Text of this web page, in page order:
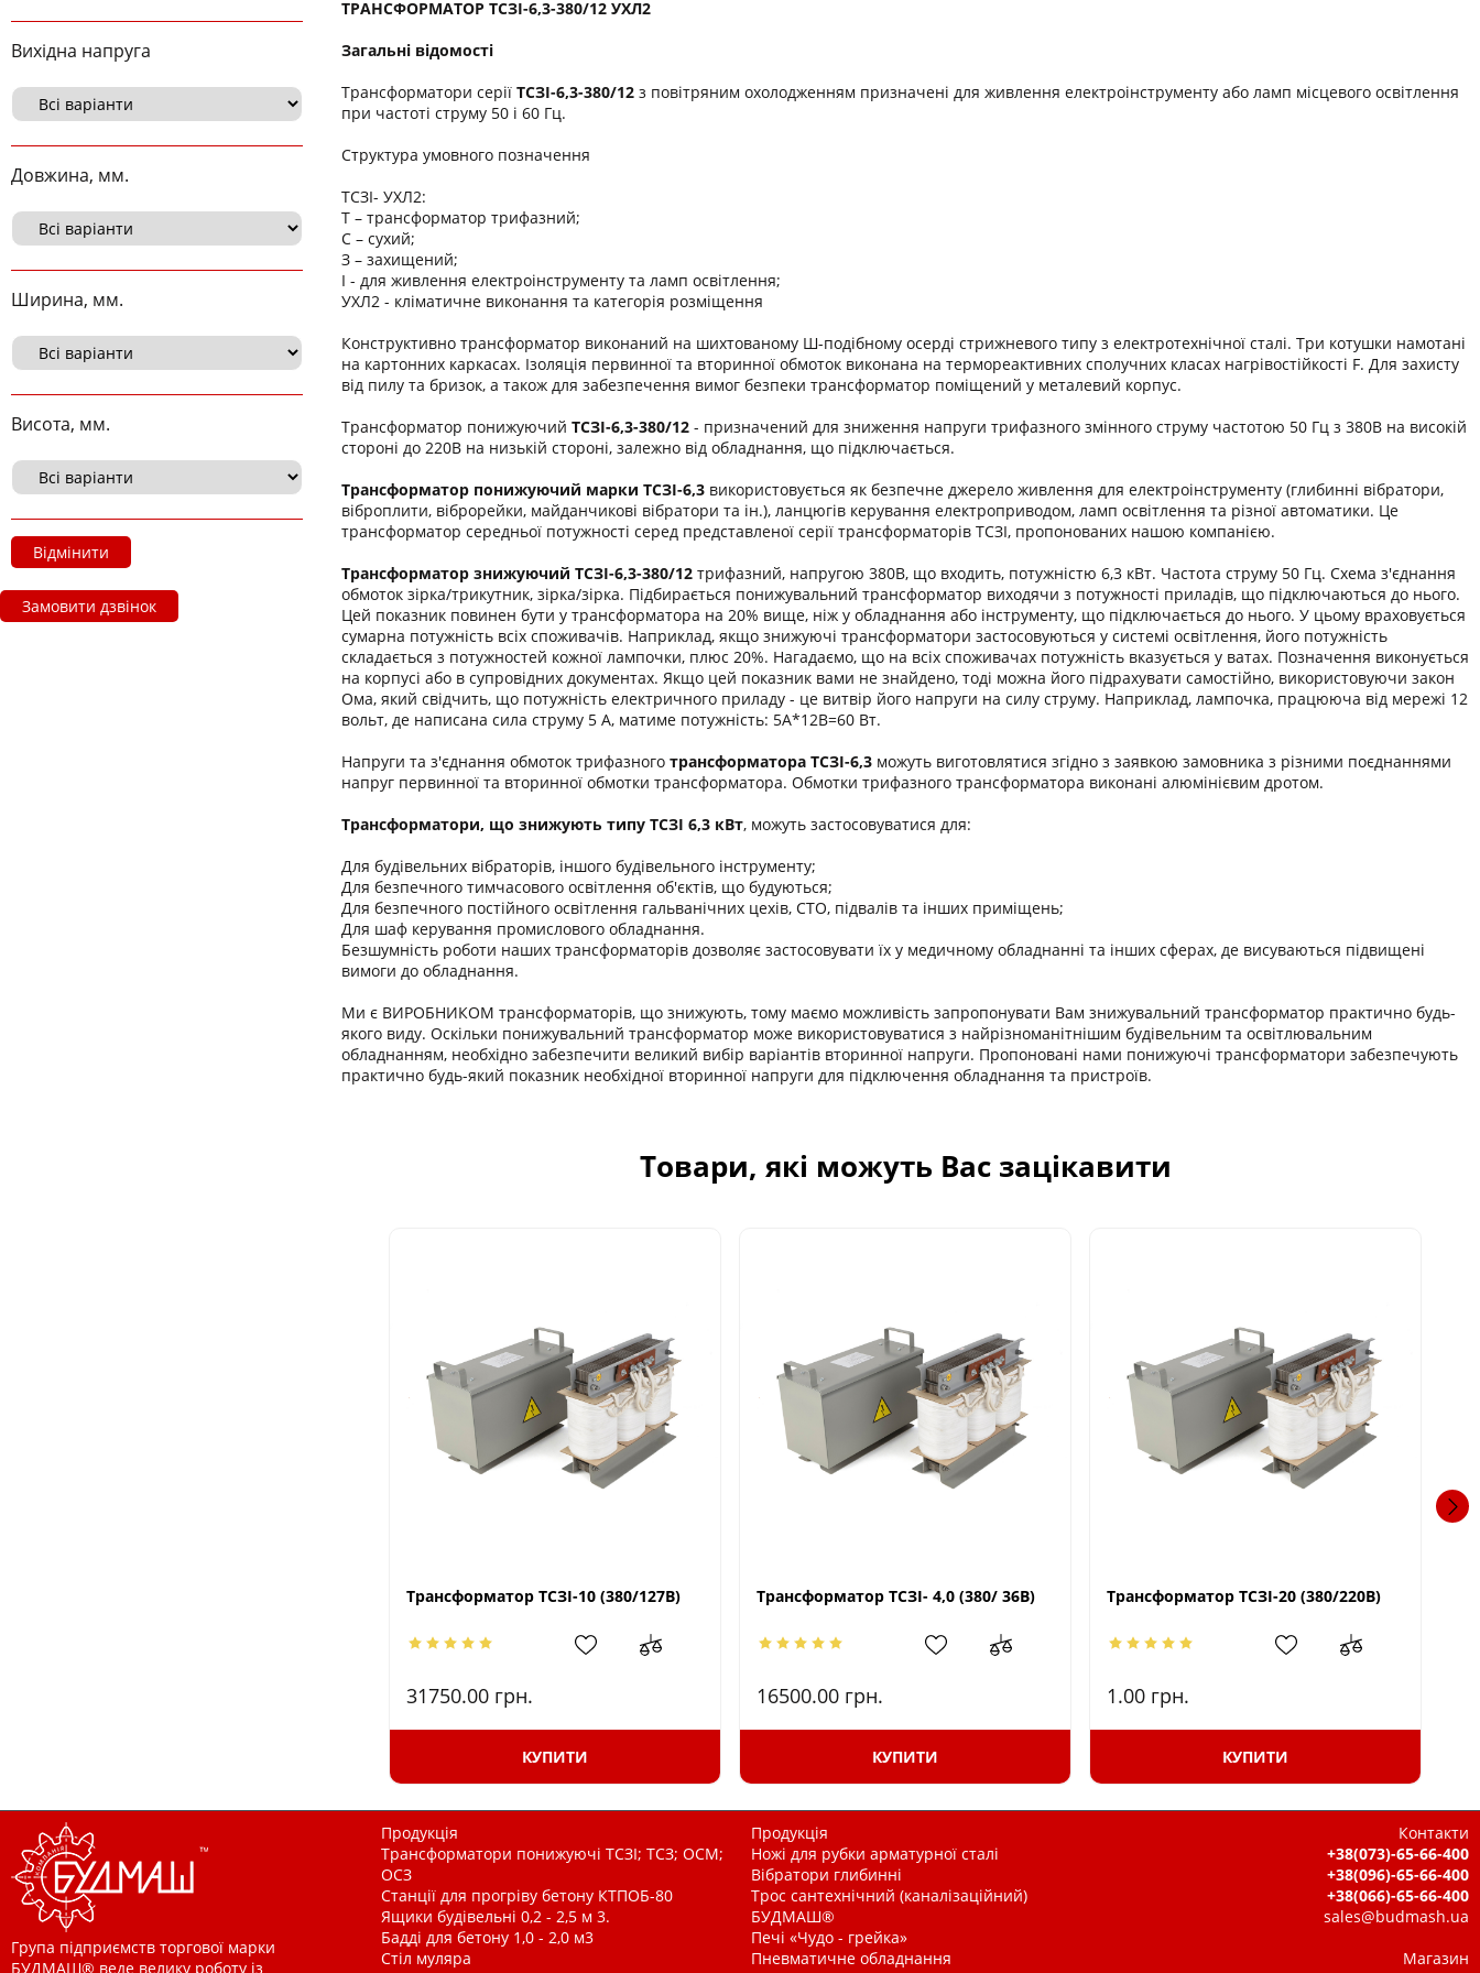
Вихідна напруга
Довжина, мм.
Ширина, мм.
Висота, мм.
Відмінити
Замовити дзвінок
ТРАНСФОРМАТОР ТСЗІ-6,3-380/12 УХЛ2
Загальні відомості
Трансформатори серії ТСЗІ-6,3-380/12 з повітряним охолодженням призначені для живлення електроінструменту або ламп місцевого освітлення
при частоті струму 50 і 60 Гц.
Структура умовного позначення
ТСЗІ- УХЛ2:
Т – трансформатор трифазний;
С – сухий;
З – захищений;
І - для живлення електроінструменту та ламп освітлення;
УХЛ2 - кліматичне виконання та категорія розміщення
Конструктивно трансформатор виконаний на шихтованому Ш-подібному осерді стрижневого типу з електротехнічної сталі. Три котушки намотані
на картонних каркасах. Ізоляція первинної та вторинної обмоток виконана на термореактивних сполучних класах нагрівостійкості F. Для захисту
від пилу та бризок, а також для забезпечення вимог безпеки трансформатор поміщений у металевий корпус.
Трансформатор понижуючий ТСЗІ-6,3-380/12 - призначений для зниження напруги трифазного змінного струму частотою 50 Гц з 380В на високій
стороні до 220В на низькій стороні, залежно від обладнання, що підключається.
Трансформатор понижуючий марки ТСЗІ-6,3 використовується як безпечне джерело живлення для електроінструменту (глибинні вібратори,
віброплити, віброрейки, майданчикові вібратори та ін.), ланцюгів керування електроприводом, ламп освітлення та різної автоматики. Це
трансформатор середньої потужності серед представленої серії трансформаторів ТСЗІ, пропонованих нашою компанією.
Трансформатор знижуючий ТСЗІ-6,3-380/12 трифазний, напругою 380В, що входить, потужністю 6,3 кВт. Частота струму 50 Гц. Схема з'єднання
обмоток зірка/трикутник, зірка/зірка. Підбирається понижувальний трансформатор виходячи з потужності приладів, що підключаються до нього.
Цей показник повинен бути у трансформатора на 20% вище, ніж у обладнання або інструменту, що підключається до нього. У цьому враховується
сумарна потужність всіх споживачів. Наприклад, якщо знижуючі трансформатори застосовуються у системі освітлення, його потужність
складається з потужностей кожної лампочки, плюс 20%. Нагадаємо, що на всіх споживачах потужність вказується у ватах. Позначення виконується
на корпусі або в супровідних документах. Якщо цей показник вами не знайдено, тоді можна його підрахувати самостійно, використовуючи закон
Ома, який свідчить, що потужність електричного приладу - це витвір його напруги на силу струму. Наприклад, лампочка, працююча від мережі 12
вольт, де написана сила струму 5 А, матиме потужність: 5А*12В=60 Вт.
Напруги та з'єднання обмоток трифазного трансформатора ТСЗІ-6,3 можуть виготовлятися згідно з заявкою замовника з різними поєднаннями
напруг первинної та вторинної обмотки трансформатора. Обмотки трифазного трансформатора виконані алюмінієвим дротом.
Трансформатори, що знижують типу ТСЗІ 6,3 кВт, можуть застосовуватися для:
Для будівельних вібраторів, іншого будівельного інструменту;
Для безпечного тимчасового освітлення об'єктів, що будуються;
Для безпечного постійного освітлення гальванічних цехів, СТО, підвалів та інших приміщень;
Для шаф керування промислового обладнання.
Безшумність роботи наших трансформаторів дозволяє застосовувати їх у медичному обладнанні та інших сферах, де висуваються підвищені
вимоги до обладнання.
Ми є ВИРОБНИКОМ трансформаторів, що знижують, тому маємо можливість запропонувати Вам знижувальний трансформатор практично будь-
якого виду. Оскільки понижувальний трансформатор може використовуватися з найрізноманітнішим будівельним та освітлювальним
обладнанням, необхідно забезпечити великий вибір варіантів вторинної напруги. Пропоновані нами понижуючі трансформатори забезпечують
практично будь-який показник необхідної вторинної напруги для підключення обладнання та пристроїв.
Товари, які можуть Вас зацікавити
Трансформатор ТСЗІ-10 (380/127В)
31750.00 грн.
КУПИТИ
Трансформатор ТСЗІ- 4,0 (380/ 36В)
16500.00 грн.
КУПИТИ
Трансформатор ТСЗІ-20 (380/220В)
1.00 грн.
КУПИТИ
Група підприємств торгової марки
БУДМАШ® веде велику роботу із
Продукція
Трансформатори понижуючі ТСЗІ; ТСЗ; ОСМ;
ОСЗ
Станції для прогріву бетону КТПОБ-80
Ящики будівельні 0,2 - 2,5 м 3.
Бадді для бетону 1,0 - 2,0 м3
Стіл муляра
Продукція
Ножі для рубки арматурної сталі
Вібратори глибинні
Трос сантехнічний (каналізаційний)
БУДМАШ®
Печі «Чудо - грейка»
Пневматичне обладнання
Контакти
+38(073)-65-66-400
+38(096)-65-66-400
+38(066)-65-66-400
sales@budmash.ua
Магазин